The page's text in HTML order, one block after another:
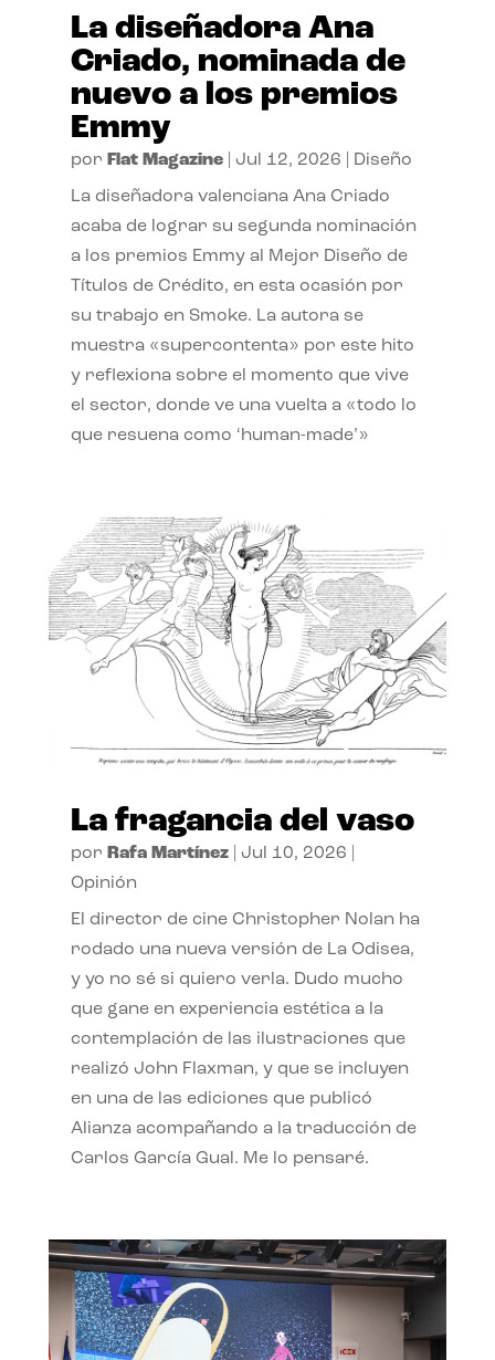
La diseñadora Ana
Criado, nominada de
nuevo a los premios
Emmy
por Flat Magazine| Jul 12, 2026 Diseño
La diseñadora valenciana Ana Criado
acaba de lograr su segunda nominación
a los premios Emmy al Mejor Diseño de
Títulos de Crédito, en esta ocasión por
su trabajo en Smoke. La autora se
muestra «supercontenta» por este hito
y reflexiona sobre el momento que vive
el sector, donde ve una vuelta a «todo lo
que resuena como ‘human-made’»
La fragancia del vaso
por Rafa Martínez| Jul 10, 2026
Opinión
El director de cine Christopher Nolan ha
rodado una nueva versión de La Odisea,
y yo no sé si quiero verla. Dudo mucho
que gane en experiencia estética a la
contemplación de las ilustraciones que
realizó John Flaxman, y que se incluyen
en una de las ediciones que publicó
Alianza acompañando a la traducción de
Carlos García Gual. Me lo pensaré.